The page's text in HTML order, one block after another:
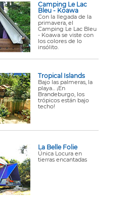
Camping Le Lac
Bleu - Koawa
Con la llegada de la
primavera, el
Camping Le Lac Bleu
- Koawa se viste con
los colores de lo
insólito.
Tropical Islands
Bajo las palmeras, la
playa... ¡En
Brandeburgo, los
trópicos están bajo
techo!
La Belle Folie
Única Locura en
tierras encantadas